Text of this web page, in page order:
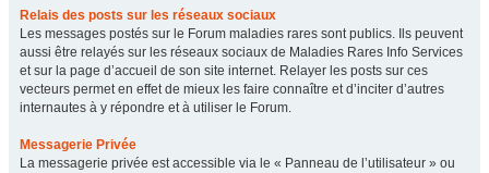
Relais des posts sur les réseaux sociaux
Les messages postés sur le Forum maladies rares sont publics. Ils peuvent
aussi être relayés sur les réseaux sociaux de Maladies Rares Info Services
et sur la page d’accueil de son site internet. Relayer les posts sur ces
vecteurs permet en effet de mieux les faire connaître et d’inciter d’autres
internautes à y répondre et à utiliser le Forum.
Messagerie Privée
La messagerie privée est accessible via le « Panneau de l’utilisateur » ou